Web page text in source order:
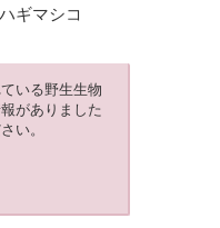
ギマシコ
いる野生生物
がありました
い。